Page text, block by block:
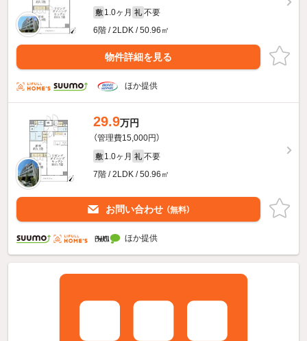
敷 1.0ヶ月 礼 不要
6階 / 2LDK / 50.96㎡
物件詳細を見る
ほか提供
29.9万円
（管理費15,000円）
敷 1.0ヶ月 礼 不要
7階 / 2LDK / 50.96㎡
お問い合わせ （無料）
ほか提供